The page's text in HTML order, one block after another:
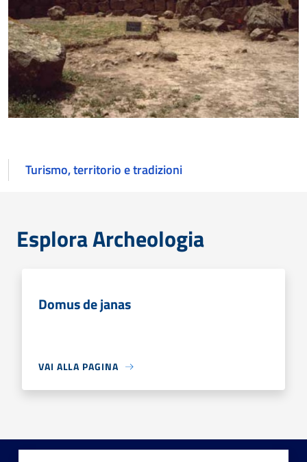
Turismo, territorio e tradizioni
Esplora Archeologia
Domus de janas
VAI ALLA PAGINA